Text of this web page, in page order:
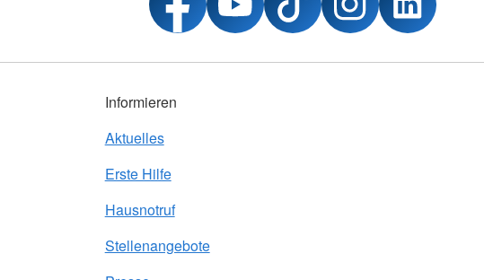
Informieren
Aktuelles
Erste Hilfe
Hausnotruf
Stellenangebote